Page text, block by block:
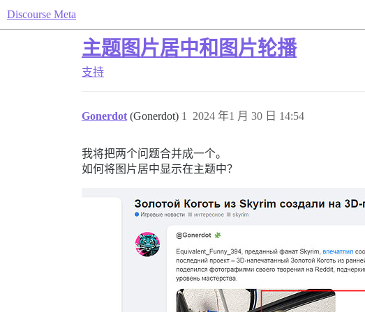
Discourse Meta
主题图片居中和图片轮播
支持
Gonerdot (Gonerdot) 2024 年1 月 30 日 14:54
1
我将把两个问题合并成一个。
如何将图片居中显示在主题中？